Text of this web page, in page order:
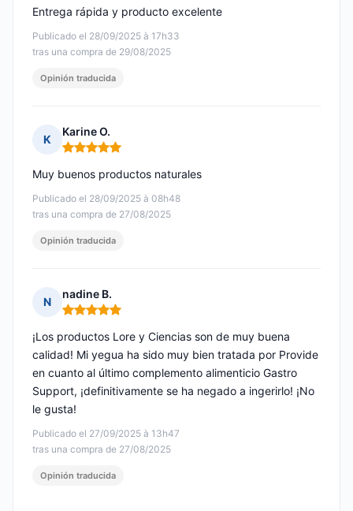
Publicado el 28/09/2025 à 17h33
tras una compra de 29/08/2025
Entrega rápida y producto excelente
Opinión traducida
K
Karine O.
Nota: 5 de 5
Publicado el 28/09/2025 à 08h48
tras una compra de 27/08/2025
Muy buenos productos naturales
Opinión traducida
N
nadine B.
Nota: 5 de 5
Publicado el 27/09/2025 à 13h47
tras una compra de 27/08/2025
¡Los productos Lore y Ciencias son de muy buena
calidad! Mi yegua ha sido muy bien tratada por Provide
en cuanto al último complemento alimenticio Gastro
Support, ¡definitivamente se ha negado a ingerirlo! ¡No
le gusta!
Opinión traducida